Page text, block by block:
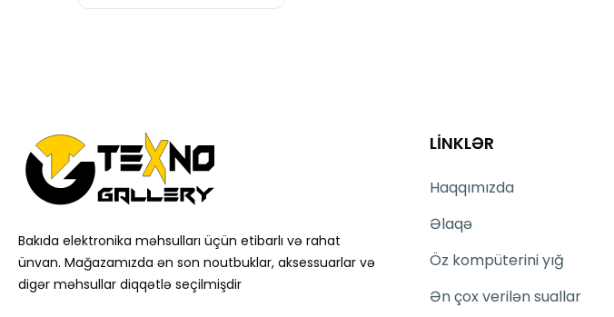
Bakıda elektronika məhsulları üçün etibarlı və rahat
ünvan. Mağazamızda ən son noutbuklar, aksessuarlar və
digər məhsullar diqqətlə seçilmişdir
LİNKLƏR
Haqqımızda
Əlaqə
Öz kompüterini yığ
Ən çox verilən suallar